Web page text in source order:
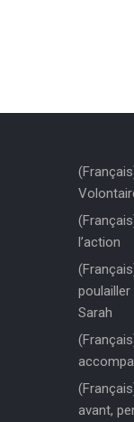
l’action
Sarah
avant,